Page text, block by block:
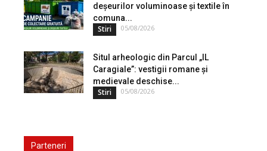
deșeurilor voluminoase și textile în
comuna...
Stiri 05/08/2026
Situl arheologic din Parcul „IL
Caragiale”: vestigii romane și
medievale deschise...
Stiri 05/08/2026
Parteneri